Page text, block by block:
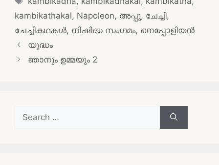
kambikathakal, Napoleon, അപ്പു, ചേച്ചി,
ചേച്ചികഥകൾ, നിഷിദ്ധ സംഗമം, നെപ്പോളിയൻ
Post
navigation
യുദ്ധം
ഞാനും ഉമ്മയും 2
Search
for: